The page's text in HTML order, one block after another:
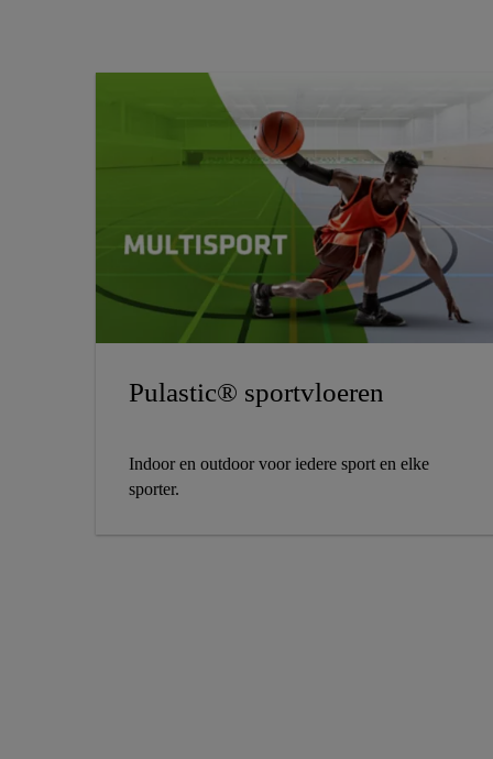
Pulastic® sportvloeren
Indoor en outdoor voor iedere sport en elke
sporter.